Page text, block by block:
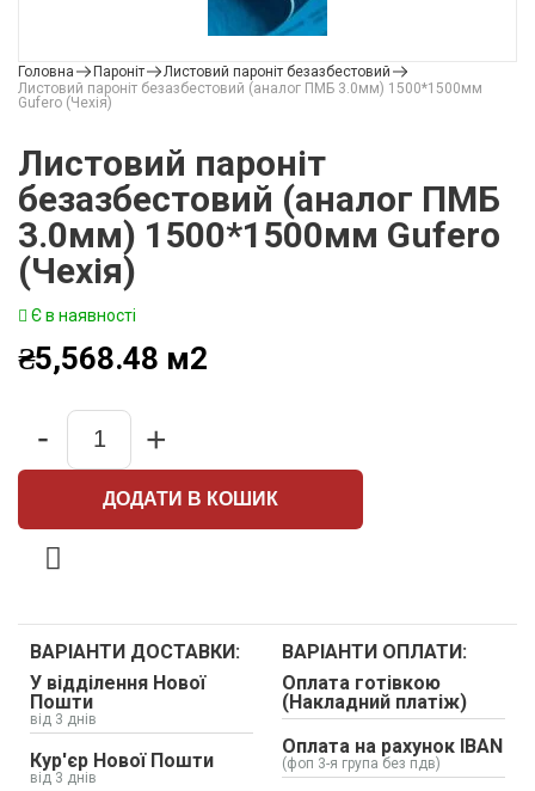
Головна Пароніт
Листовий пароніт безазбестовий
Листовий пароніт безазбестовий (аналог ПМБ 3.0мм) 1500*1500мм
Gufero (Чехія)
Листовий пароніт
безазбестовий (аналог ПМБ
3.0мм) 1500*1500мм Gufero
(Чехія)
Є в наявності
₴5,568.48 м2
Quantity
- +
ДОДАТИ В КОШИК
ВАРІАНТИ ДОСТАВКИ:
У відділення Нової
Пошти
від 3 днів
Кур'єр Нової Пошти
від 3 днів
ВАРІАНТИ ОПЛАТИ:
Оплата готівкою
(Накладний платіж)
Оплата на рахунок IBAN
(фоп 3-я група без пдв)